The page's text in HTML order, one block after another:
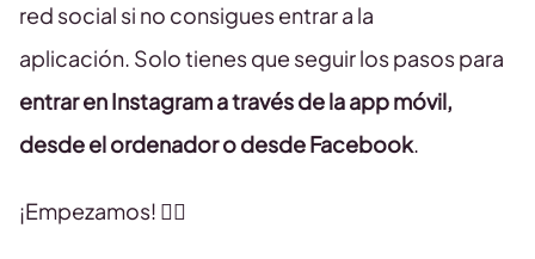
red social si no consigues entrar a la
aplicación. Solo tienes que seguir los pasos para
entrar en Instagram a través de la app móvil,
desde el ordenador o desde Facebook.
¡Empezamos! 👇🏻